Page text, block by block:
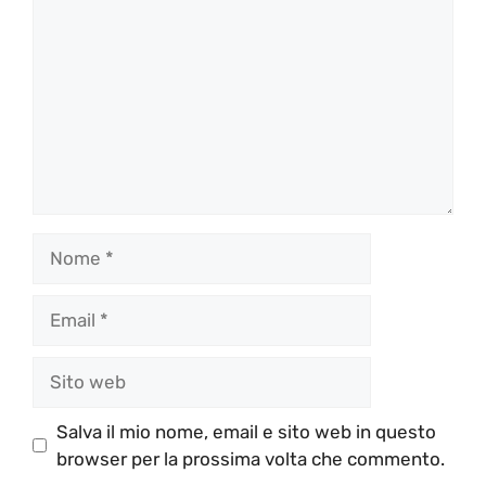
web
Salva il mio nome, email e sito web in questo
browser per la prossima volta che commento.